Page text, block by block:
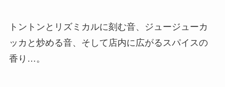
トントンとリズミカルに刻む音、ジュージューカ
ッカと炒める音、そして店内に広がるスパイスの
香り…。